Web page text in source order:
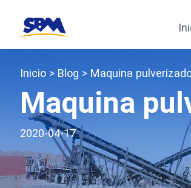
Inicio > Blog > Maquina
Maquina
2020-04-17